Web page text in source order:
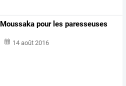
Moussaka pour les paresseuses
14 août 2016